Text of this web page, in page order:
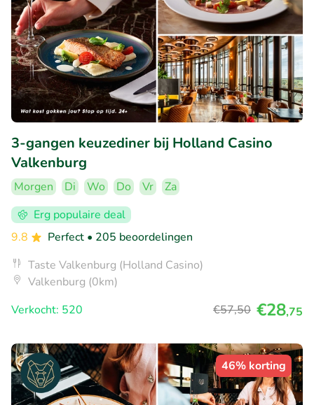
3-gangen keuzediner bij Holland Casino
Valkenburg
Morgen Di Wo Do Vr
Za
Erg populaire deal
9.8
Perfect • 205 beoordelingen
Taste Valkenburg (Holland Casino)
Valkenburg (0km)
Verkocht: 520
€57,50 €28,75
46% korting